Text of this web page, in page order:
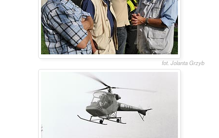
fot. Jolanta Grzyb